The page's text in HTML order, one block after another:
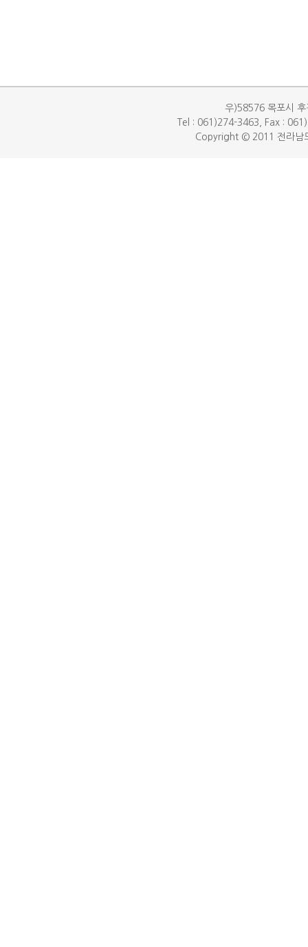
우)58576 목포시
Tel : 061)274-3463, Fax :
Copyright © 2011 전라남